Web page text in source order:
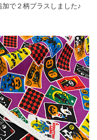
で２柄プラスしました♪